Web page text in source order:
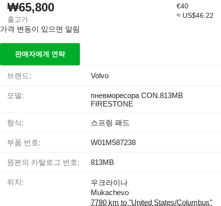
₩65,800
출고가
€40
≈ US$46.22
가격 변동이 있으면 알림
판매자에게 연락
브랜드: Volvo
모델:
пневморесора CON.813MB
FIRESTONE
형식: 스프링 패드
부품 번호: W01M587238
원본의 카탈로그 번호: 813MB
위치:
우크라이나
Mukachevo
7780 km to "United States/Columbus"